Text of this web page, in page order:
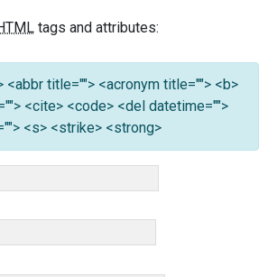
tags and attributes:
<abbr title=""> <acronym title=""> <b>
<cite> <code> <del datetime="">
<s> <strike> <strong>